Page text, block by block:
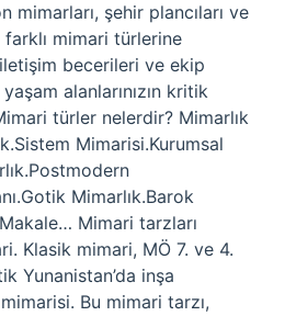
mimarları, şehir plancıları ve
mimari türlerine
becerileri ve ekip
alanlarınızın kritik
türler nelerdir? Mimarlık
Mimarisi.Kurumsal
Mimarlık.Barok
Mimari tarzları
Klasik mimari, MÖ 7. ve 4.
Yunanistan’da inşa
Bu mimari tarzı,